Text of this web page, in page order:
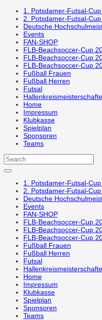
1. Potsdamer-Futsal-
2. Potsdamer-Futsal-
Deutsche
Events
FAN-SHOP
FLB-Beachsoccer-Cup
FLB-Beachsoccer-Cup
FLB-Beachsoccer-Cup
Fußball Frauen
Fußball Herren
Futsal
Home
Impressum
Klubkasse
Spielplan
Sponsoren
Teams
1. Potsdamer-Futsal-
2. Potsdamer-Futsal-
Deutsche
Events
FAN-SHOP
FLB-Beachsoccer-Cup
FLB-Beachsoccer-Cup
FLB-Beachsoccer-Cup
Fußball Frauen
Fußball Herren
Futsal
Home
Impressum
Klubkasse
Spielplan
Sponsoren
Teams